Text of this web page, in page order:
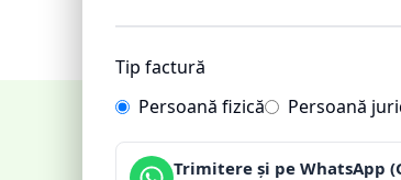
Tip factură
Persoană fizică
Persoană
Trimitere și pe WhatsApp